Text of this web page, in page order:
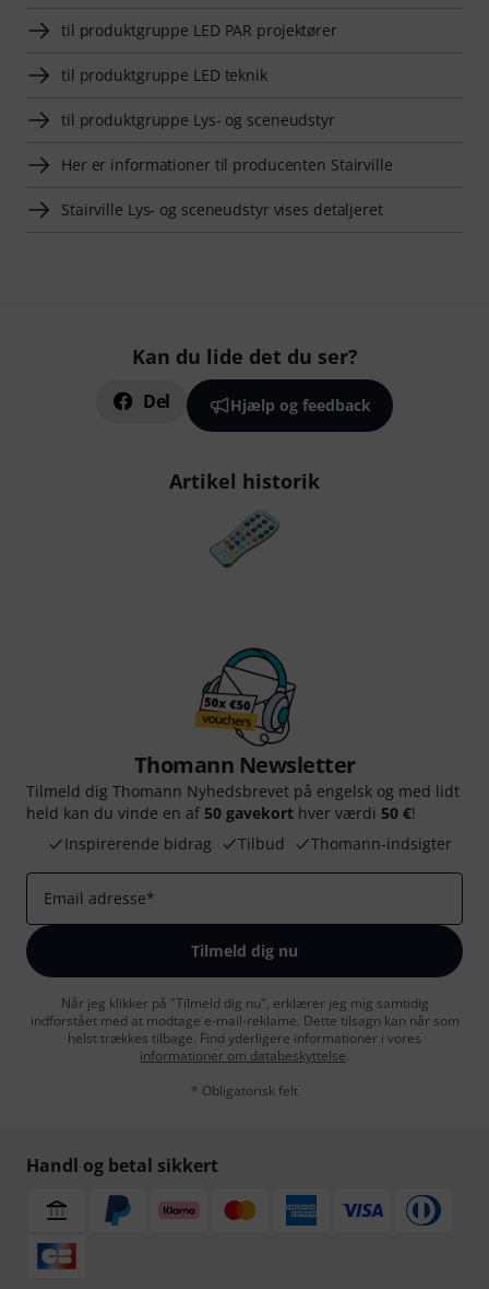
til produktgruppe LED PAR projektører
til produktgruppe LED teknik
til produktgruppe Lys- og sceneudstyr
Her er informationer til producenten Stairville
Stairville Lys- og sceneudstyr vises detaljeret
Kan du lide det du ser?
Del Hjælp og feedback
Artikel historik
Thomann Newsletter
Tilmeld dig Thomann Nyhedsbrevet på engelsk og med lidt
held kan du vinde en af 50 gavekort hver værdi 50 €!
Inspirerende bidrag
Tilbud Thomann-indsigter
Email adresse*
Tilmeld dig nu
Når jeg klikker på "Tilmeld dig nu", erklærer jeg mig samtidig
indforstået med at modtage e-mail-reklame. Dette tilsagn kan når som
helst trækkes tilbage. Find yderligere informationer i vores
informationer om databeskyttelse.
* Obligatorisk felt
Handl og betal sikkert